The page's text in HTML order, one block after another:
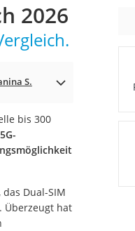
2026
S.
bis 300
5G-
Dual-SIM
Überzeugt hat